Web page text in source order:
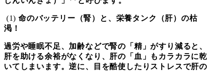
(1) 命のバッテリー（腎）と、栄養タンク（肝）の枯
渇！
過労や睡眠不足、加齢などで腎の「精」がすり減ると、
肝を助ける余裕がなくなり、肝の「血」もカラカラに乾
いてしまいます。逆に、目を酷使したりストレスで肝の